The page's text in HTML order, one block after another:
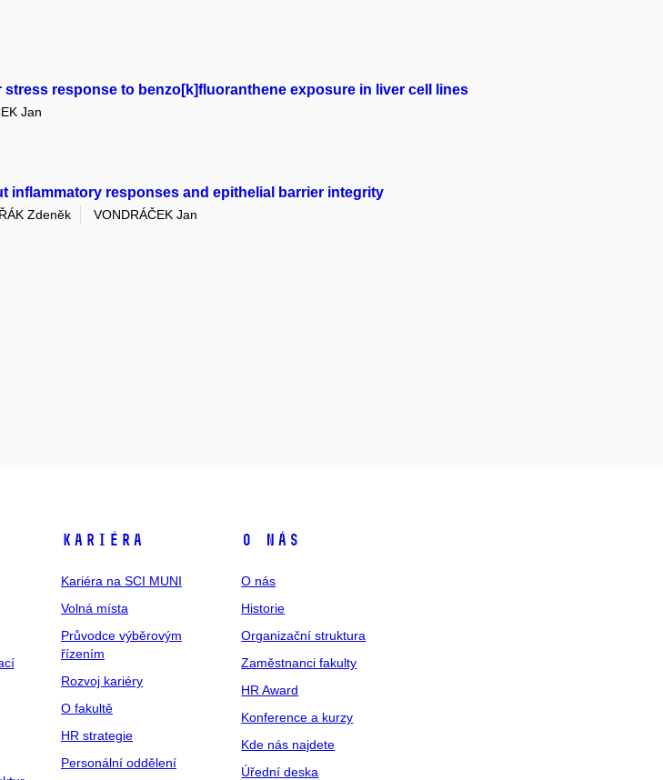
response to benzo[k]fluoranthene exposure in liver cell lines
Jan
inflammatory responses and epithelial barrier integrity
Zdeněk
VONDRÁČEK Jan
Kariéra
Kariéra na SCI MUNI
Volná místa
Průvodce výběrovým
řízením
Rozvoj kariéry
O fakultě
HR strategie
Personální oddělení
O nás
O nás
Historie
Organizační struktura
Zaměstnanci fakulty
HR Award
Konference a kurzy
Kde nás najdete
Úřední deska